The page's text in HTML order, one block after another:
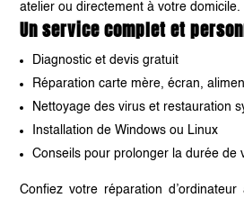
atelier ou directement à votre domicile.
Un service complet et
Diagnostic et devis gratuit
Réparation carte mère, écran,
Nettoyage des virus et restauration
Installation de Windows ou Linux
Conseils pour prolonger la durée de
Confiez votre réparation